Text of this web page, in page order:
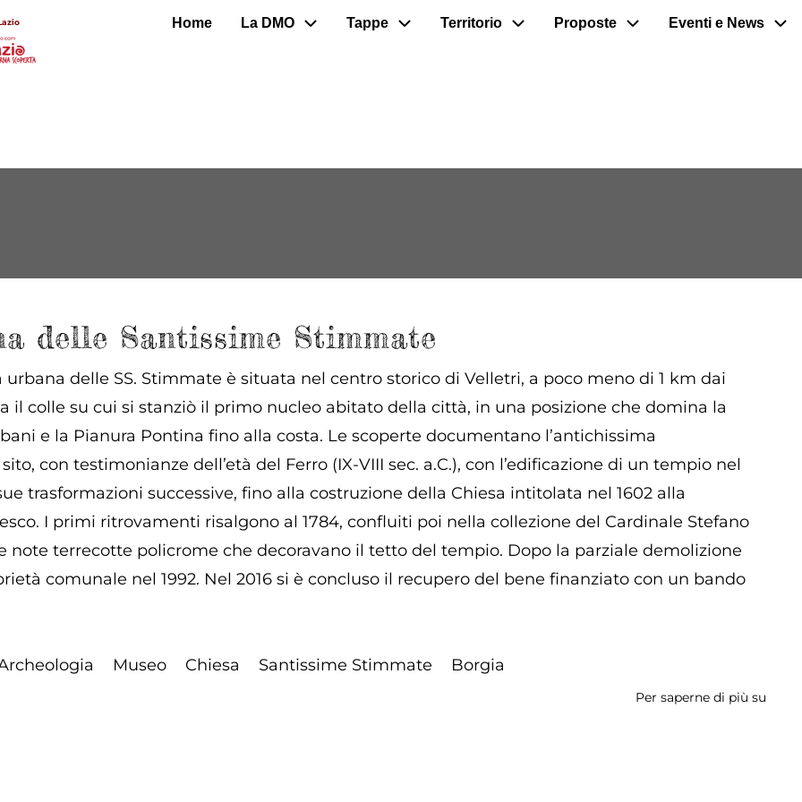
Home La DMO Tappe Territorio Proposte Eventi e News
delle Santissime Stimmate
urbana delle SS. Stimmate è situata nel centro storico di Velletri, a poco meno di 1 km dai
il colle su cui si stanziò il primo nucleo abitato della città, in una posizione che domina la
e la Pianura Pontina fino alla costa. Le scoperte documentano l’antichissima
con testimonianze dell’età del Ferro (IX-VIII sec. a.C.), con l’edificazione di un tempio nel
trasformazioni successive, fino alla costruzione della Chiesa intitolata nel 1602 alla
I primi ritrovamenti risalgono al 1784, confluiti poi nella collezione del Cardinale Stefano
note terrecotte policrome che decoravano il tetto del tempio. Dopo la parziale demolizione
comunale nel 1992. Nel 2016 si è concluso il recupero del bene finanziato con un bando
Museo Chiesa Santissime Stimmate Borgia
Per saperne di più su